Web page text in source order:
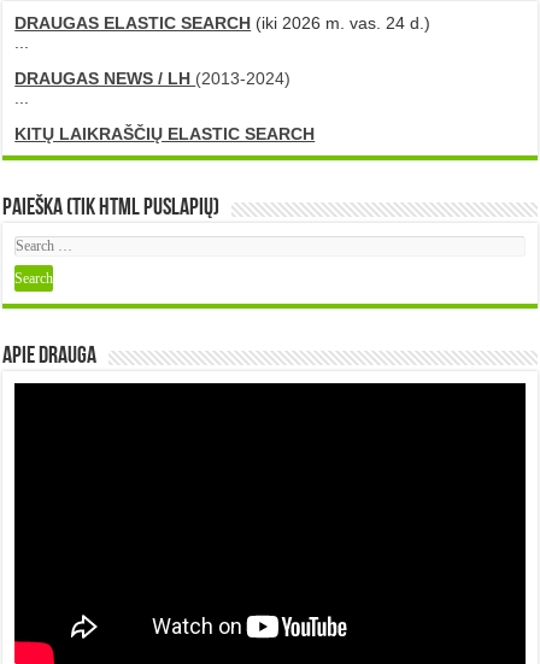
DRAUGAS ELASTIC SEARCH (iki 2026 m. vas. 24 d.)
DRAUGAS NEWS / LH (2013-2024)
KITŲ LAIKRAŠČIŲ ELASTIC SEARCH
Paieška (tik HTML puslapių)
Apie DRAUGA